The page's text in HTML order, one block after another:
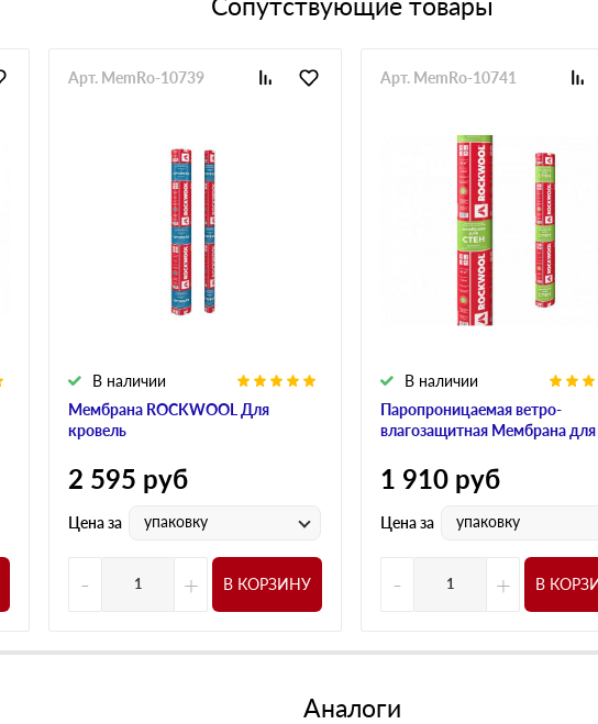
Мембрана ROCKWOOL Для
кровель
В наличии
Арт. MemRo-10739
2 595 руб
Цена за упаковку
- + В КОРЗИНУ
Паропроницаемая ветро-
влагозащитная Мембрана для
В наличии
Арт. MemRo-10741
1 910 руб
Цена за упаковку
- + В
Аналоги